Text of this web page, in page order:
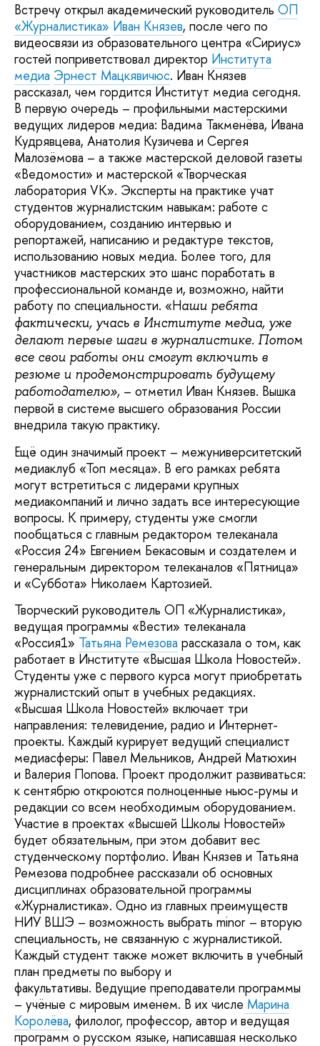
Встречу открыл академический руководитель ОП
«Журналистика» Иван Князев, после чего по
видеосвязи из образовательного центра «Сириус»
гостей поприветствовал директор Института
медиа Эрнест Мацкявичюс. Иван Князев
рассказал, чем гордится Институт медиа сегодня.
В первую очередь – профильными мастерскими
ведущих лидеров медиа: Вадима Такменёва, Ивана
Кудрявцева, Анатолия Кузичева и Сергея
Малозёмова – а также мастерской деловой газеты
«Ведомости» и мастерской «Творческая
лаборатория VK». Эксперты на практике учат
студентов журналистским навыкам: работе с
оборудованием, созданию интервью и
репортажей, написанию и редактуре текстов,
использованию новых медиа. Более того, для
участников мастерских это шанс поработать в
профессиональной команде и, возможно, найти
работу по специальности. «Наши ребята
фактически, учась в Институте медиа, уже
делают первые шаги в журналистике. Потом
все свои работы они смогут включить в
резюме и продемонстрировать будущему
работодателю», – отметил Иван Князев. Вышка
первой в системе высшего образования России
внедрила такую практику.
Ещё один значимый проект – межуниверситетский
медиаклуб «Топ месяца». В его рамках ребята
могут встретиться с лидерами крупных
медиакомпаний и лично задать все интересующие
вопросы. К примеру, студенты уже смогли
пообщаться с главным редактором телеканала
«Россия 24» Евгением Бекасовым и создателем и
генеральным директором телеканалов «Пятница»
и «Суббота» Николаем Картозией.
Творческий руководитель ОП «Журналистика»,
ведущая программы «Вести» телеканала
«Россия1» Татьяна Ремезова рассказала о том, как
работает в Институте «Высшая Школа Новостей».
Студенты уже с первого курса могут приобретать
журналистский опыт в учебных редакциях.
«Высшая Школа Новостей» включает три
направления: телевидение, радио и Интернет-
проекты. Каждый курирует ведущий специалист
медиасферы: Павел Мельников, Андрей Матюхин
и Валерия Попова. Проект продолжит развиваться:
к сентябрю откроются полноценные ньюс-румы и
редакции со всем необходимым оборудованием.
Участие в проектах «Высшей Школы Новостей»
будет обязательным, при этом добавит вес
студенческому портфолио. Иван Князев и Татьяна
Ремезова подробнее рассказали об основных
дисциплинах образовательной программы
«Журналистика». Одно из главных преимуществ
НИУ ВШЭ – возможность выбрать minor – вторую
специальность, не связанную с журналистикой.
Каждый студент также может включить в учебный
план предметы по выбору и
факультативы. Ведущие преподаватели программы
– учёные с мировым именем. В их числе Марина
Королёва, филолог, профессор, автор и ведущая
программ о русском языке, написавшая несколько